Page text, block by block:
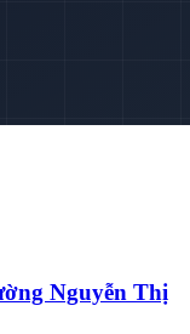
Nguyễn Thị